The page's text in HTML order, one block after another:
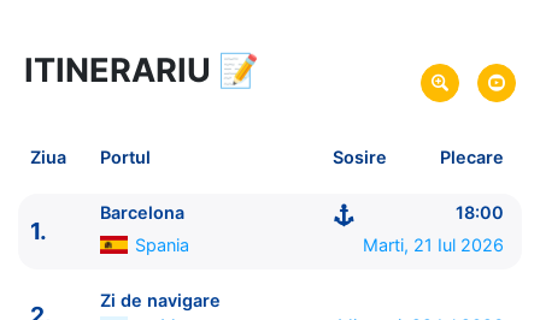
8 zile vacanta de croaziera in
Marea Mediterana de Vest si Tunisia -
link oferta
Plecare pe 21 Iul 2026 din Barcelona, Spania
MSC Cruises
ITINERARIU 📝
Ziua Portul Sosire Plecare
1.
Barcelona
18:00
Spania
Marti, 21 Iul 2026
Zi de navigare